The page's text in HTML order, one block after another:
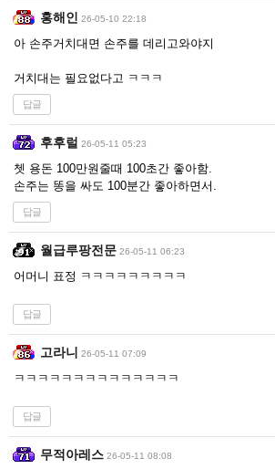
홍해인 26-05-10 22:18
아 손주거치대면 손주를 데리고와야지
거치대는 필요없다고 ㅋㅋㅋ
답글
후후럴 26-05-11 05:23
쳇 용돈 100만원줄때 100초간 좋아함.
손주는 똥을 싸도 100분간 좋아하면서.
답글
월급루팡전문 26-05-11 06:23
어머니 표정 ㅋㅋㅋㅋㅋㅋㅋㅋㅋ
답글
고라니 26-05-11 07:09
ㅋㅋㅋㅋㅋㅋㅋㅋㅋㅋㅋㅋㅋㅋ
답글
무적아레스 26-05-11 08:08